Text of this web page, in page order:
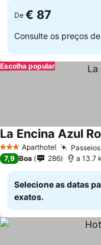
De € 87
Consulte os preços de
Escolha popular
3 EstrelasAparthotel
La Encina Azul
7,9 Boa 286 a 13.7
Selecione as datas
exatos.